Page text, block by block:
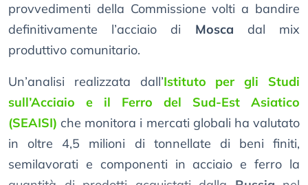
provvedimenti della Commissione volti a bandire
definitivamente l’acciaio di Mosca dal mix
produttivo comunitario.
Un’analisi realizzata dall’Istituto per gli Studi
sull’Acciaio e il Ferro del Sud-Est Asiatico
(SEAISI) che monitora i mercati globali ha valutato
in oltre 4,5 milioni di tonnellate di beni finiti,
semilavorati e componenti in acciaio e ferro la